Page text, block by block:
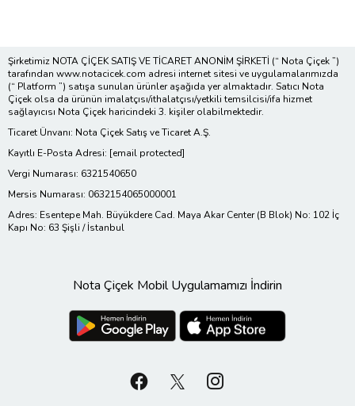
Şirketimiz NOTA ÇİÇEK SATIŞ VE TİCARET ANONİM ŞİRKETİ (“ Nota Çiçek ”)
tarafından www.notacicek.com adresi internet sitesi ve uygulamalarımızda
(“ Platform ”) satışa sunulan ürünler aşağıda yer almaktadır. Satıcı Nota
Çiçek olsa da ürünün imalatçısı/ithalatçısı/yetkili temsilcisi/ifa hizmet
sağlayıcısı Nota Çiçek haricindeki 3. kişiler olabilmektedir.
Ticaret Ünvanı: Nota Çiçek Satış ve Ticaret A.Ş.
Kayıtlı E-Posta Adresi: [email protected]
Vergi Numarası: 6321540650
Mersis Numarası: 0632154065000001
Adres: Esentepe Mah. Büyükdere Cad. Maya Akar Center (B Blok) No: 102 İç
Kapı No: 63 Şişli / İstanbul
Nota Çiçek Mobil Uygulamamızı İndirin